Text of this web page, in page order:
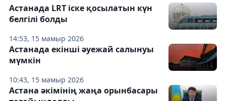
14:53, 15 мамыр 2026
Астанада LRT іске қосылатын күн
белгілі болды
10:43, 15 мамыр 2026
Астанада екінші әуежай салынуы
мүмкін
Астана әкімінің жаңа орынбасары